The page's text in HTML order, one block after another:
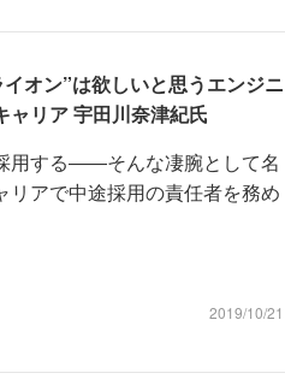
オン”は欲しいと思うエンジニ
リア 宇田川奈津紀氏
用する――そんな凄腕として名
リアで中途採用の責任者を務め
2019/10/21